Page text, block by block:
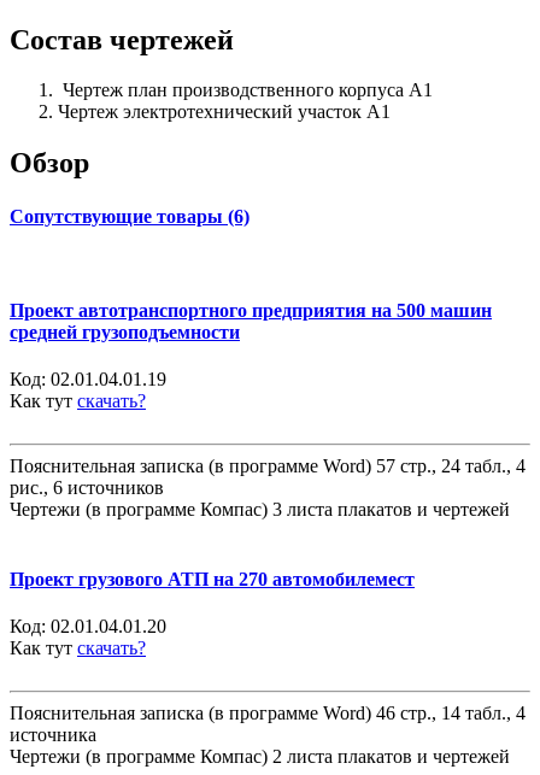
Состав чертежей
Чертеж план производственного корпуса А1
Чертеж электротехнический участок А1
Обзор
Сопутствующие товары (6)
Проект автотранспортного предприятия на 500 машин
средней грузоподъемности
Код: 02.01.04.01.19
Как тут скачать?
Пояснительная записка (в программе Word) 57 стр., 24 табл., 4
рис., 6 источников
Чертежи (в программе Компас) 3 листа плакатов и чертежей
Проект грузового АТП на 270 автомобилемест
Код: 02.01.04.01.20
Как тут скачать?
Пояснительная записка (в программе Word) 46 стр., 14 табл., 4
источника
Чертежи (в программе Компас) 2 листа плакатов и чертежей